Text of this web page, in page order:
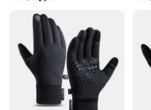
reliable performance make
both casual and professional
**Adaptable and Accessible**
The Warm Touchscreen Bike
product; they are a solution
both warmth and
and vendor option available,
accessible to a wide range of